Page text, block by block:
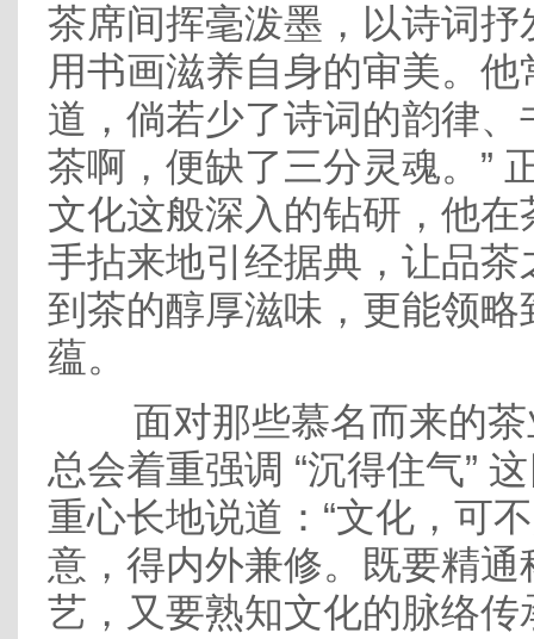
茶席间挥毫泼墨，以诗词
用书画滋养自身的审美。他
道，倘若少了诗词的韵律
茶啊，便缺了三分灵魂。”
文化这般深入的钻研，他
手拈来地引经据典，让品
到茶的醇厚滋味，更能领
蕴。
面对那些慕名而来的茶
总会着重强调 “沉得住气”
重心长地说道：“文化，可
意，得内外兼修。既要精通
艺，又要熟知文化的脉络传